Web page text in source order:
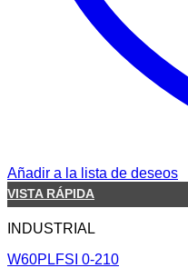
Añadir a la lista de deseos
VISTA RÁPIDA
INDUSTRIAL
W60PLFSI 0-210